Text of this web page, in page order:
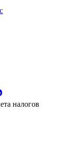
налогов